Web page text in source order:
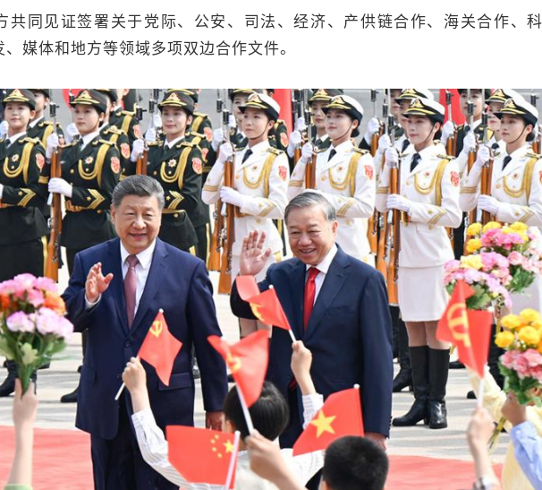
同见证签署关于党际、公安、司法、经济、产供链合作、海关合作、
媒体和地方等领域多项双边合作文件。